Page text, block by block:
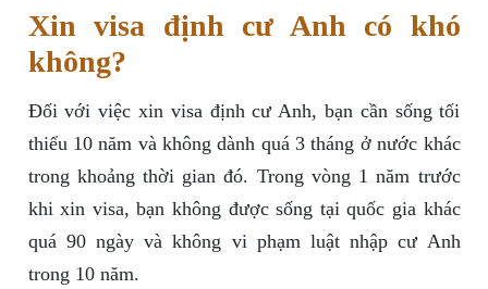
Xin visa định cư Anh có khó
không?
Đối với việc xin visa định cư Anh, bạn cần sống tối
thiểu 10 năm và không dành quá 3 tháng ở nước khác
trong khoảng thời gian đó. Trong vòng 1 năm trước
khi xin visa, bạn không được sống tại quốc gia khác
quá 90 ngày và không vi phạm luật nhập cư Anh
trong 10 năm.